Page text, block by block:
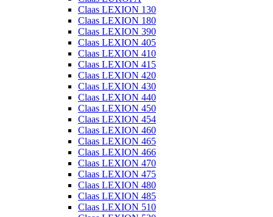
Claas LEXION 130
Claas LEXION 180
Claas LEXION 390
Claas LEXION 405
Claas LEXION 410
Claas LEXION 415
Claas LEXION 420
Claas LEXION 430
Claas LEXION 440
Claas LEXION 450
Claas LEXION 454
Claas LEXION 460
Claas LEXION 465
Claas LEXION 466
Claas LEXION 470
Claas LEXION 475
Claas LEXION 480
Claas LEXION 485
Claas LEXION 510